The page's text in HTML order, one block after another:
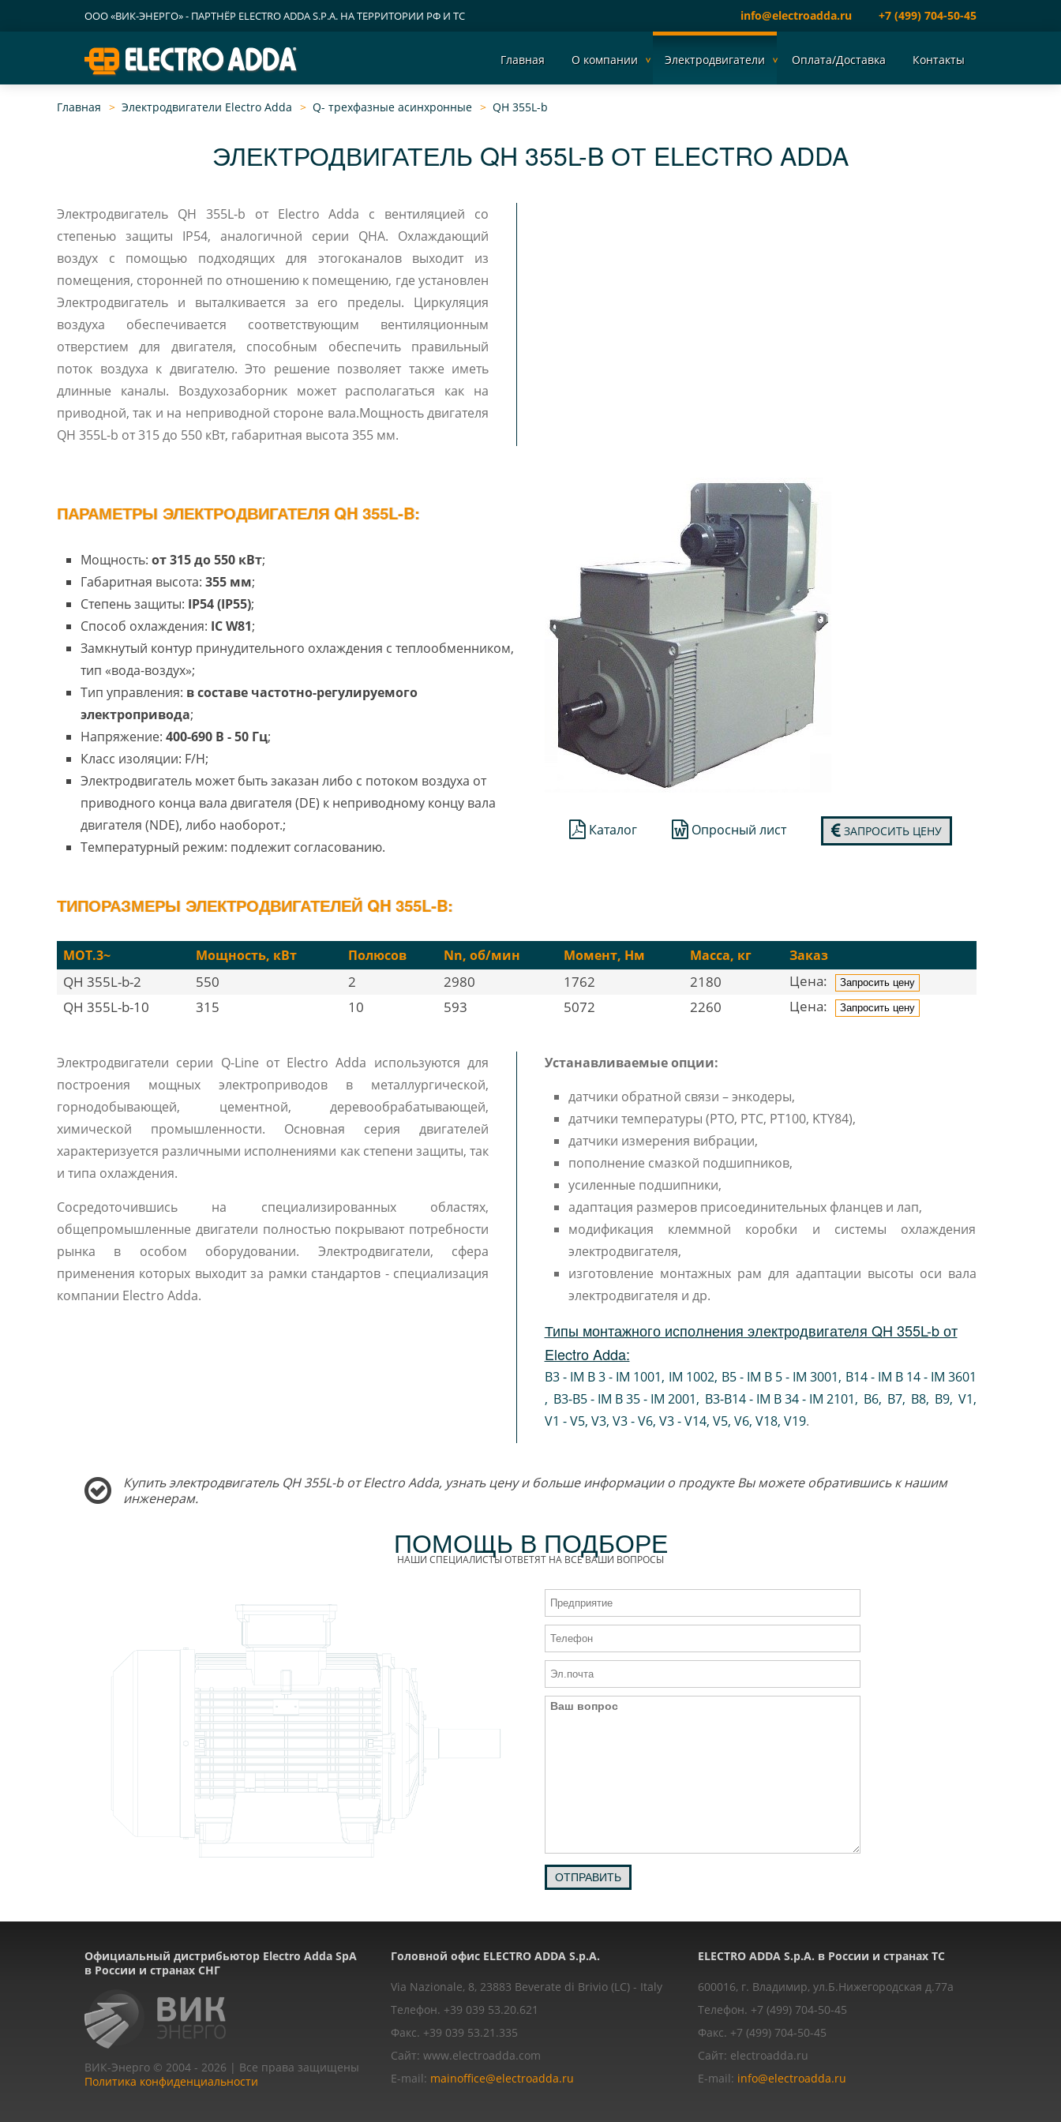
ООО «ВИК-ЭНЕРГО» - ПАРТНЁР ELECTRO ADDA S.P.A. НА ТЕРРИТОРИИ РФ И ТС info@electroadda.ru +7 (499) 704-50-45
Главная О компании Электродвигатели Оплата/Доставка Контакты
Главная Электродвигатели Electro Adda Q- трехфазные асинхронные QH 355L-b
ЭЛЕКТРОДВИГАТЕЛЬ QH 355L-B ОТ ELECTRO ADDA
Электродвигатель QH 355L-b от Electro Adda с вентиляцией со
степенью защиты IP54, аналогичной серии QHA. Охлаждающий
воздух с помощью подходящих для этогоканалов выходит из
помещения, сторонней по отношению к помещению, где установлен
Электродвигатель и выталкивается за его пределы. Циркуляция
воздуха обеспечивается соответствующим вентиляционным
отверстием для двигателя, способным обеспечить правильный
поток воздуха к двигателю. Это решение позволяет также иметь
длинные каналы. Воздухозаборник может располагаться как на
приводной, так и на неприводной стороне вала.Мощность двигателя
QH 355L-b от 315 до 550 кВт, габаритная высота 355 мм.
ПАРАМЕТРЫ ЭЛЕКТРОДВИГАТЕЛЯ QH 355L-B:
Мощность: от 315 до 550 кВт;
Габаритная высота: 355 мм;
Степень защиты: IP54 (IP55);
Способ охлаждения: IC W81;
Замкнутый контур принудительного охлаждения c теплообменником,
тип «вода-воздух»;
Тип управления: в составе частотно-регулируемого
электропривода;
Напряжение: 400-690 В - 50 Гц;
Класс изоляции: F/H;
Электродвигатель может быть заказан либо с потоком воздуха от
приводного конца вала двигателя (DE) к неприводному концу вала
двигателя (NDE), либо наоборот.;
Температурный режим: подлежит согласованию.
Каталог Опросный лист ЗАПРОСИТЬ ЦЕНУ
ТИПОРАЗМЕРЫ ЭЛЕКТРОДВИГАТЕЛЕЙ QH 355L-B:
MOT.3~ Мощность, кВт Полюсов Nn, об/мин Момент, Нм Масса, кг Заказ
QH 355L-b-2 550 2 2980 1762 2180 Цена: Запросить цену
QH 355L-b-10 315 10 593 5072 2260 Цена: Запросить цену
Электродвигатели серии Q-Line от Electro Adda используются для
построения мощных электроприводов в металлургической,
горнодобывающей, цементной, деревообрабатывающей,
химической промышленности. Основная серия двигателей
характеризуется различными исполнениями как степени защиты, так
и типа охлаждения.
Сосредоточившись на специализированных областях,
общепромышленные двигатели полностью покрывают потребности
рынка в особом оборудовании. Электродвигатели, сфера
применения которых выходит за рамки стандартов - специализация
компании Electro Adda.
Устанавливаемые опции:
датчики обратной связи – энкодеры,
датчики температуры (PTO, PTC, PT100, KTY84),
датчики измерения вибрации,
пополнение смазкой подшипников,
усиленные подшипники,
адаптация размеров присоединительных фланцев и лап,
модификация клеммной коробки и системы охлаждения
электродвигателя,
изготовление монтажных рам для адаптации высоты оси вала
электродвигателя и др.
Типы монтажного исполнения электродвигателя QH 355L-b от
Electro Adda:
B3 - IM B 3 - IM 1001, IM 1002, B5 - IM B 5 - IM 3001, B14 - IM B 14 - IM 3601
, B3-B5 - IM B 35 - IM 2001, B3-B14 - IM B 34 - IM 2101, B6, B7, B8, B9, V1
V1 - V5, V3, V3 - V6, V3 - V14, V5, V6, V18, V19.
Купить электродвигатель QH 355L-b от Electro Adda, узнать цену и больше информации о продукте Вы можете обратившись к нашим
инженерам.
ПОМОЩЬ В ПОДБОРЕ
НАШИ СПЕЦИАЛИСТЫ ОТВЕТЯТ НА ВСЕ ВАШИ ВОПРОСЫ
ОТПРАВИТЬ
Официальный дистрибьютор Electro Adda SpA
в России и странах СНГ
ВИК-Энерго © 2004 - 2026 | Все права защищены
Политика конфиденциальности
Головной офис ELECTRO ADDA S.p.A.
Via Nazionale, 8, 23883 Beverate di Brivio (LC) - Italy
Телефон. +39 039 53.20.621
Факс. +39 039 53.21.335
Сайт: www.electroadda.com
E-mail: mainoffice@electroadda.ru
ELECTRO ADDA S.p.A. в России и странах ТС
600016, г. Владимир, ул.Б.Нижегородская д.77a
Телефон. +7 (499) 704-50-45
Факс. +7 (499) 704-50-45
Сайт: electroadda.ru
E-mail: info@electroadda.ru